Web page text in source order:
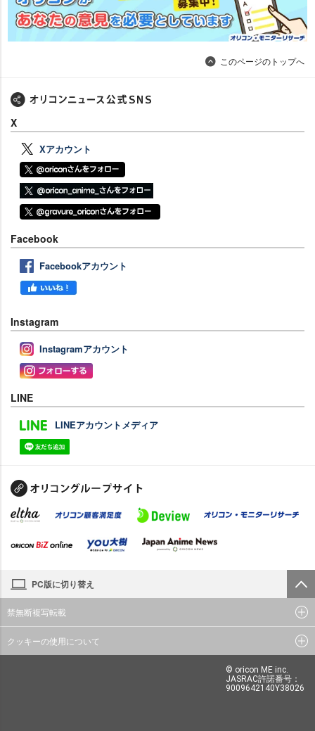
このページのトップへ
X
Xアカウント
Facebook
Facebookアカウント
Instagram
Instagramアカウント
LINE
LINEアカウントメディア
PC版に切り替え
禁無断複写転載
クッキーの使用について
© oricon ME inc.
JASRAC許諾番号：
9009642140Y38026